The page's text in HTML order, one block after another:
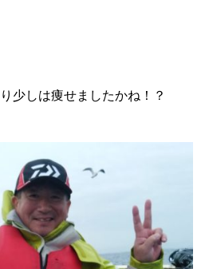
少しは痩せましたかね！？